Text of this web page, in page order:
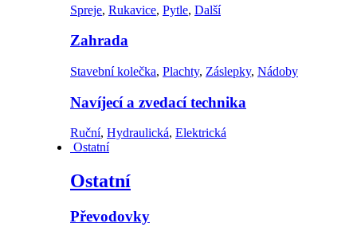
Spreje, Rukavice, Pytle, Další
Zahrada
Stavební kolečka, Plachty, Záslepky, Nádoby
Navíjecí a zvedací technika
Ruční, Hydraulická, Elektrická
Ostatní
Ostatní
Převodovky